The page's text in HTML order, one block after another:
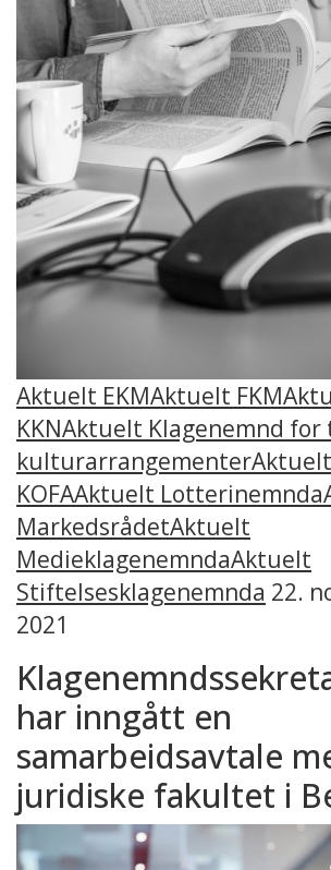
Aktuelt EKMAktuelt FKM
KKNAktuelt Klagenemnd
kulturarrangementerAktuelt
KOFAAktuelt Lotterinemnda
MarkedsrådetAktuelt
MedieklagenemndaAktuelt
Stiftelsesklagenemnda 22.
2021
har inngått en
samarbeidsavtale
juridiske fakultet i